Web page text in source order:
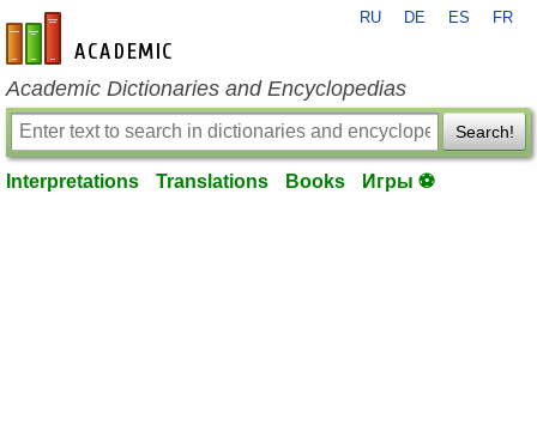
en-academic.com
RU DE ES FR
Academic Dictionaries and Encyclopedias
Search!
Interpretations Translations Books Игры ⚽